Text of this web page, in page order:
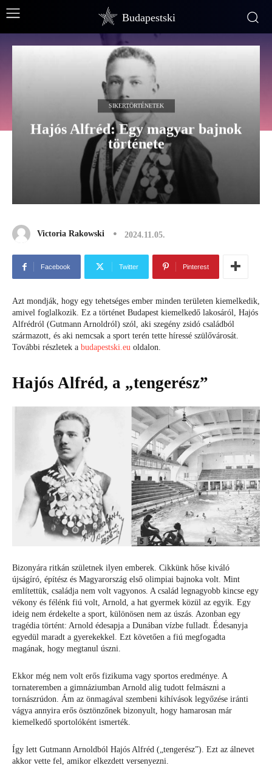
Budapestski
SIKERTÖRTÉNETEK
Hajós Alfréd: Egy magyar bajnok
története
Victoria Rakowski 2024.11.05.
Facebook Twitter Pinterest
Azt mondják, hogy egy tehetséges ember minden területen kiemelkedik,
amivel foglalkozik. Ez a történet Budapest kiemelkedő lakosáról, Hajós
Alfrédról (Gutmann Arnoldról) szól, aki szegény zsidó családból
származott, és aki nemcsak a sport terén tette híressé szülővárosát.
További részletek a budapestski.eu oldalon.
Hajós Alfréd, a „tengerész”
Bizonyára ritkán születnek ilyen emberek. Cikkünk hőse kiváló
újságíró, építész és Magyarország első olimpiai bajnoka volt. Mint
említettük, családja nem volt vagyonos. A család legnagyobb kincse egy
vékony és félénk fiú volt, Arnold, a hat gyermek közül az egyik. Egy
ideig nem érdekelte a sport, különösen nem az úszás. Azonban egy
tragédia történt: Arnold édesapja a Dunában vízbe fulladt. Édesanyja
egyedül maradt a gyerekekkel. Ezt követően a fiú megfogadta
magának, hogy megtanul úszni.
Ekkor még nem volt erős fizikuma vagy sportos eredménye. A
tornateremben a gimnáziumban Arnold alig tudott felmászni a
tornászrúdon. Ám az önmagával szembeni kihívások legyőzése iránti
vágya annyira erős ösztönzőnek bizonyult, hogy hamarosan már
kiemelkedő sportolóként ismerték.
Így lett Gutmann Arnoldból Hajós Alfréd („tengerész”). Ezt az álnevet
akkor vette fel, amikor elkezdett versenyezni.